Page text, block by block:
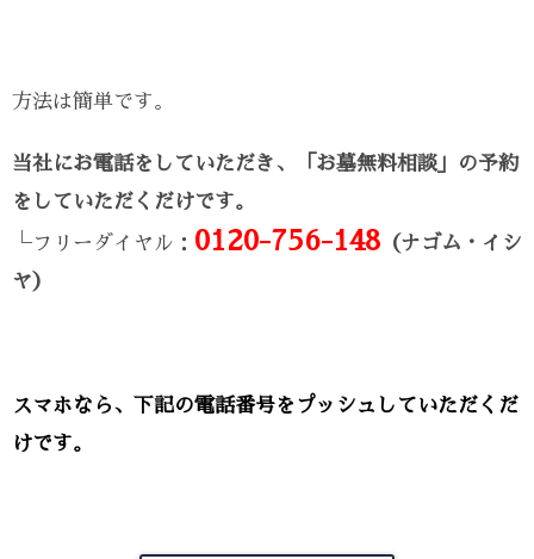
方法は簡単です。
当社にお電話をしていただき、「お墓無料相談」の予約
をしていただくだけです。
└フリーダイヤル： 0120-756-148 （ナゴム・イシ
ヤ）
スマホなら、下記の電話番号をプッシュしていただくだ
けです。